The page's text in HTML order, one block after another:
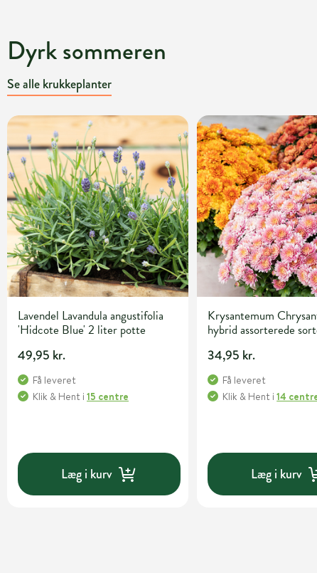
Dyrk sommeren
Se alle krukkeplanter
Lavendel Lavandula angustifolia
'Hidcote Blue' 2 liter potte
49,95 kr.
Få leveret
Klik & Hent i 15 centre
Læg i kurv
Krysantemum
hybrid assorterede
34,95 kr.
Få leveret
Klik & Hent i14
Læg i kurv